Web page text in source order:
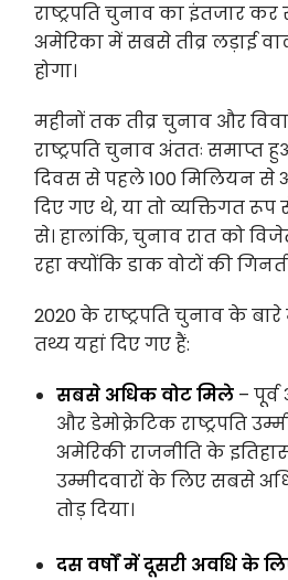
राष्ट्रपति चुनाव का इंतजार कर
अमेरिका में सबसे तीव्र लड़ाई
होगा।
महीनों तक तीव्र चुनाव और
राष्ट्रपति चुनाव अंततः समाप्त
दिवस से पहले 100 मिलियन से
दिए गए थे, या तो व्यक्तिगत
से। हालांकि, चुनाव रात को
रहा क्योंकि डाक वोटों की
2020 के राष्ट्रपति चुनाव के
तथ्य यहां दिए गए हैं:
सबसे अधिक वोट मिले – पूर्व
और डेमोक्रेटिक राष्ट्रपति
अमेरिकी राजनीति के इतिहास
उम्मीदवारों के लिए सबसे
तोड़ दिया।
दस वर्षों में दूसरी अवधि के